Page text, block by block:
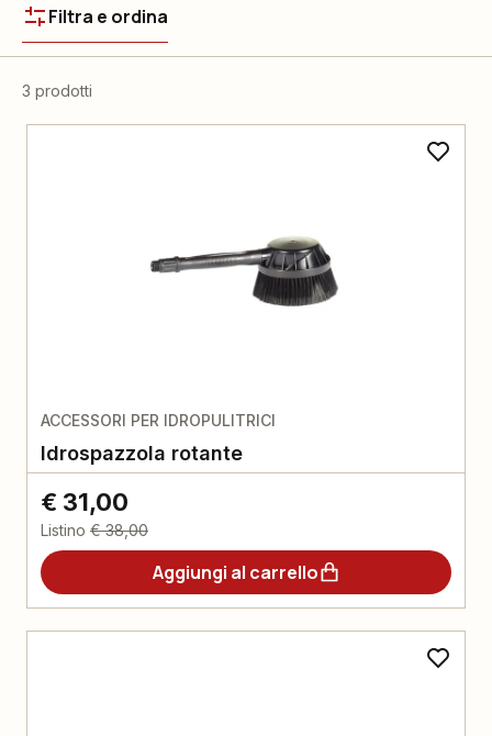
Filtra e ordina
3 prodotti
ACCESSORI PER IDROPULITRICI
Idrospazzola rotante
€ 31,00
Listino € 38,00
Aggiungi al carrello